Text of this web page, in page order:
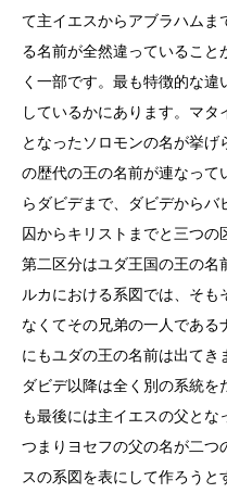
て主イエスからアブラハムま
る名前が全然違っているこ
く一部です。最も特徴的な
しているかにあります。マ
となったソロモンの名が挙
の歴代の王の名前が連なって
らダビデまで、ダビデから
囚からキリストまでと三つ
第二区分はユダ王国の王の名
ルカにおける系図では、そ
なくてその兄弟の一人である
にもユダの王の名前は出てき
ダビデ以降は全く別の系統を
も最後には主イエスの父とな
つまりヨセフの父の名が二つ
スの系図を表にして作ろう